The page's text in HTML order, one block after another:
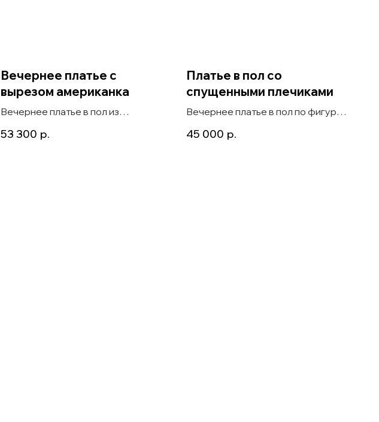
Вечернее платье с
вырезом американка
Вечернее платье в пол из
американка
53 300 р.
Платье в пол со
спущенными плечиками
Вечернее платье в пол по фигуре
бретели
45 000 р.